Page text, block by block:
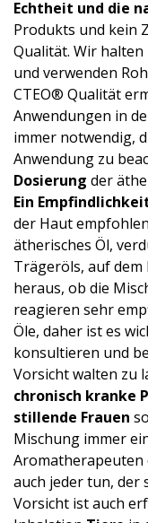
Echtheit und die
Produkts und kein
Qualität. Wir
und verwenden
CTEO® Qualität
Anwendungen in
immer notwendig,
Anwendung zu
Dosierung der
Ein
der Haut
ätherisches Öl,
Trägeröls, auf dem
heraus, ob die
reagieren sehr
Öle, daher ist es
konsultieren und
Vorsicht walten zu
chronisch kranke
stillende Frauen
Mischung immer
Aromatherapeuten
auch jeder tun, der
Vorsicht ist auch